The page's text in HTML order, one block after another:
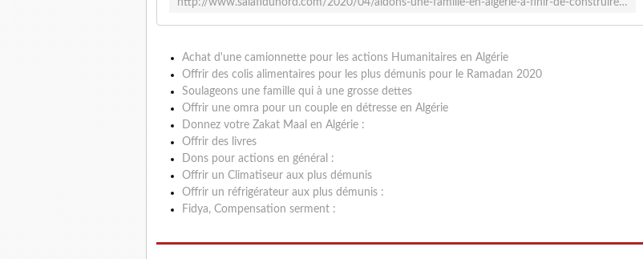
http://www.salafidunord.com/2020/04/aidons-une-famille-en-algerie-a-finir-de-construire-sa-maison.html
Achat d'une camionnette pour les actions Humanitaires en Algérie
Offrir des colis alimentaires pour les plus démunis pour le Ramadan 2020
Soulageons une famille qui à une grosse dettes
Offrir une omra pour un couple en détresse en Algérie
Donnez votre Zakat Maal en Algérie :
Offrir des livres
Dons pour actions en général :
Offrir un Climatiseur aux plus démunis
Offrir un réfrigérateur aux plus démunis :
Fidya, Compensation serment :